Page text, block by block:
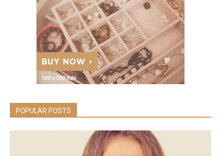
POPULAR POSTS